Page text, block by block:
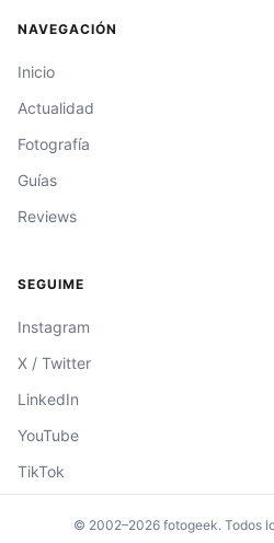
NAVEGACIÓN
Inicio
Actualidad
Fotografía
Guías
Reviews
SEGUIME
Instagram
X / Twitter
LinkedIn
YouTube
TikTok
© 2002–2026 fotogeek. Todos